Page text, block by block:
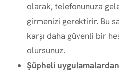
olarak, telefonunuza
girmenizi gerektirir. Bu
karşı daha güvenli bir
olursunuz.
Şüpheli uygulamalardan